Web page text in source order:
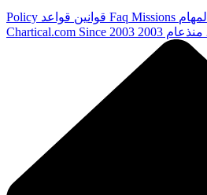
Policy قوانین قواعد Faq Missions المهام
Chartical.com Since 2003 منذعام 2003